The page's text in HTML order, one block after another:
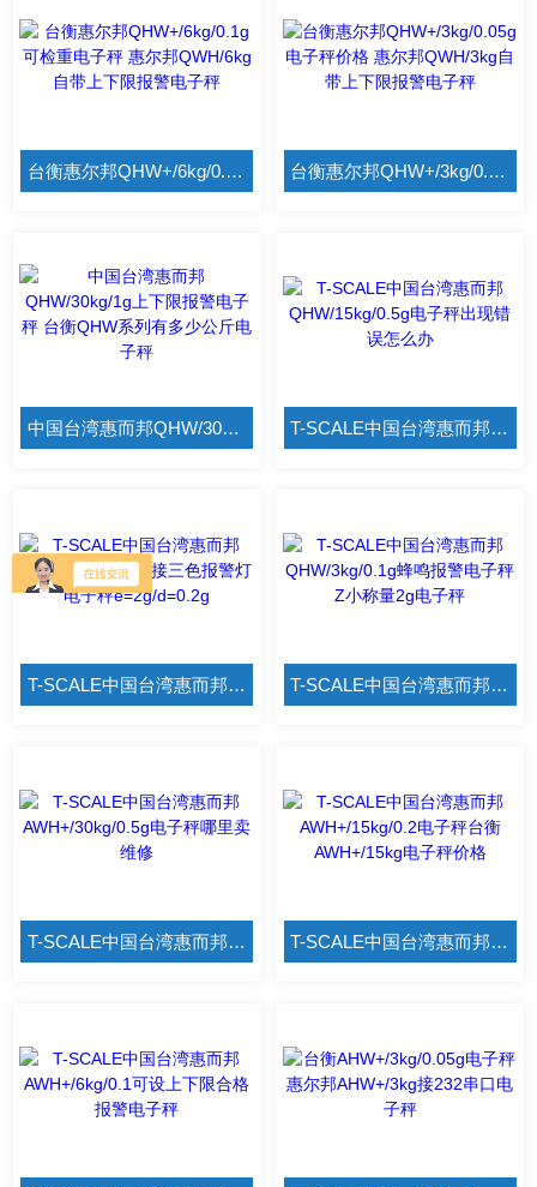
台衡惠尔邦QHW+/6kg/0.1g可检重电子秤 惠尔邦QWH/6kg自带上下限报警电子秤 台衡惠尔邦QHW+/3kg/0.05g电子秤价格 惠尔邦QWH/3kg自带上下限报警电子秤
中国台湾惠而邦QHW/30kg/1g上下限报警电子秤 台衡QHW系列有多少公斤电子秤 T-SCALE中国台湾惠而邦QHW/15kg/0.5g电子秤出现错误怎么办
T-SCALE中国台湾惠而邦QHW/6kg/0.2g可接三色报警灯电子秤e=2g/d=0.2g T-SCALE中国台湾惠而邦QHW/3kg/0.1g蜂鸣报警电子秤Z小称量2g电子秤
T-SCALE中国台湾惠而邦AWH+/30kg/0.5g电子秤哪里卖维修 T-SCALE中国台湾惠而邦AWH+/15kg/0.2电子秤台衡AWH+/15kg电子秤价格